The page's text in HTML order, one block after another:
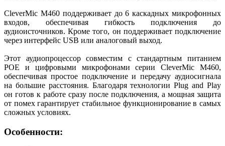
CleverMic M460 поддерживает до 6 каскадных микрофонных
входов, обеспечивая гибкость подключения до
аудиоисточников. Кроме того, он поддерживает подключение
через интерфейс USB или аналоговый выход.
Этот аудиопроцессор совместим с стандартным питанием
POE и цифровыми микрофонами серии CleverMic M460,
обеспечивая простое подключение и передачу аудиосигнала
на большие расстояния. Благодаря технологии Plug and Plaу
он готов к работе сразу после подключения, а мощная защита
от помех гарантирует стабильное функционирование в самых
сложных условиях.
Особенности: